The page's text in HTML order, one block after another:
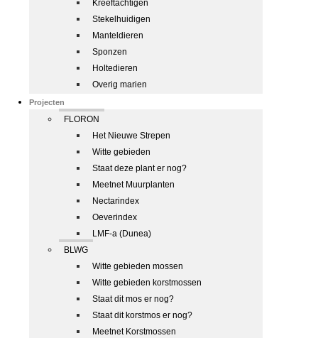
Kreeftachtigen
Stekelhuidigen
Manteldieren
Sponzen
Holtedieren
Overig marien
Projecten
FLORON
Het Nieuwe Strepen
Witte gebieden
Staat deze plant er nog?
Meetnet Muurplanten
Nectarindex
Oeverindex
LMF-a (Dunea)
BLWG
Witte gebieden mossen
Witte gebieden korstmossen
Staat dit mos er nog?
Staat dit korstmos er nog?
Meetnet Korstmossen